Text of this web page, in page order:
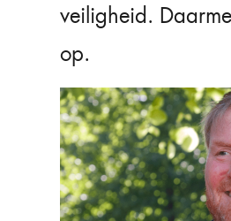
veiligheid.
op.